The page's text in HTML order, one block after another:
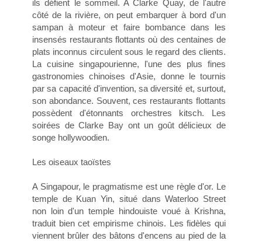
ils défient le sommeil. A Clarke Quay, de l'autre
côté de la rivière, on peut embarquer à bord d'un
sampan à moteur et faire bombance dans les
insensés restaurants flottants où des centaines de
plats inconnus circulent sous le regard des clients.
La cuisine singapourienne, l'une des plus fines
gastronomies chinoises d'Asie, donne le tournis
par sa capacité d'invention, sa diversité et, surtout,
son abondance. Souvent, ces restaurants flottants
possèdent d'étonnants orchestres kitsch. Les
soirées de Clarke Bay ont un goût délicieux de
songe hollywoodien.
Les oiseaux taoïstes
A Singapour, le pragmatisme est une règle d'or. Le
temple de Kuan Yin, situé dans Waterloo Street
non loin d'un temple hindouiste voué à Krishna,
traduit bien cet empirisme chinois. Les fidèles qui
viennent brûler des bâtons d'encens au pied de la